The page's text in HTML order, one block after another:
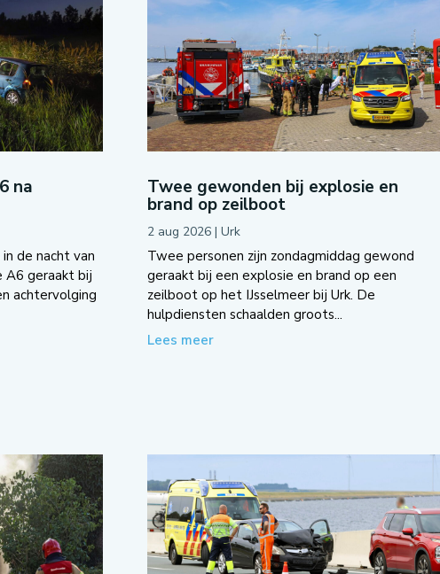
na
de nacht van
A6 geraakt bij
achtervolging
Twee gewonden bij explosie en
brand op zeilboot
2 aug 2026| Urk
Twee personen zijn zondagmiddag gewond
geraakt bij een explosie en brand op een
zeilboot op het IJsselmeer bij Urk. De
hulpdiensten schaalden groots...
Lees meer